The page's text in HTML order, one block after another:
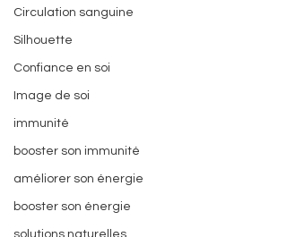
Circulation sanguine
Silhouette
Confiance en soi
Image de soi
immunité
booster son immunité
améliorer son énergie
booster son énergie
solutions naturelles